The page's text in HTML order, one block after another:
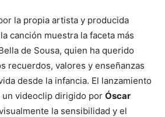
la propia artista y producida
canción muestra la faceta más
de Sousa, quien ha querido
recuerdos, valores y enseñanzas
desde la infancia. El lanzamiento
un videoclip dirigido por Óscar
la sensibilidad y el